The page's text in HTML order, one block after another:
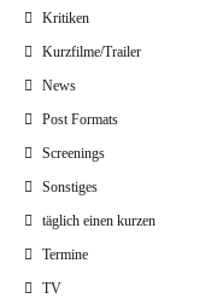
Kritiken
Kurzfilme/Trailer
News
Post Formats
Screenings
Sonstiges
täglich einen kurzen
Termine
TV